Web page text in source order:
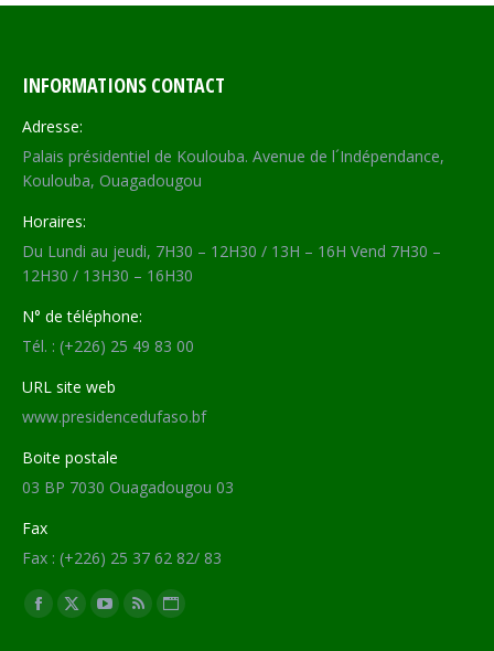
INFORMATIONS CONTACT
Adresse:
Palais présidentiel de Koulouba. Avenue de l´Indépendance,
Koulouba, Ouagadougou
Horaires:
Du Lundi au jeudi, 7H30 – 12H30 / 13H – 16H Vend 7H30 –
12H30 / 13H30 – 16H30
N° de téléphone:
Tél. : (+226) 25 49 83 00
URL site web
www.presidencedufaso.bf
Boite postale
03 BP 7030 Ouagadougou 03
Fax
Fax : (+226) 25 37 62 82/ 83
Trouvez nous sur :
Facebook
X
YouTube
RSS Site